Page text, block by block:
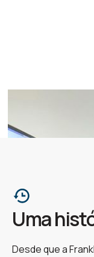
Uma
Desde que a